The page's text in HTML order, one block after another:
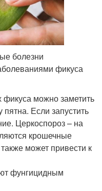
болезни
фикуса
фикуса можно заметить
Если запустить
Церкоспороз – на
крошечные
может привести к
фунгицидным